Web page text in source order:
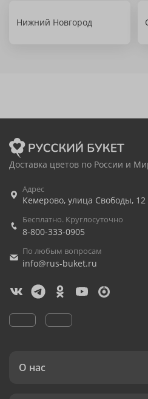
Нижний Новгород
Доставка цветов по России и
Адрес
Кемерово, улица Свободы, 12
Бесплатно. Круглосуточно
8-800-333-0905
По любым вопросам
info@rus-buket.ru
О нас